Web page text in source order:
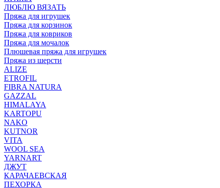
ЛЮБЛЮ ВЯЗАТЬ
Пряжа для игрушек
Пряжа для корзинок
Пряжа для ковриков
Пряжа для мочалок
Плюшевая пряжа для игрушек
Пряжа из шерсти
ALIZE
ETROFIL
FIBRA NATURA
GAZZAL
HIMALAYA
KARTOPU
NAKO
KUTNOR
VITA
WOOL SEA
YARNART
ДЖУТ
КАРАЧАЕВСКАЯ
ПЕХОРКА